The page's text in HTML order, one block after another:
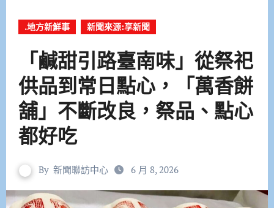
.地方新鮮事 新聞來源:享新聞
「鹹甜引路臺南味」從祭祀
供品到常日點心，「萬香餅
舖」不斷改良，祭品、點心
都好吃
By 新聞聯訪中心 6 月 8, 2026